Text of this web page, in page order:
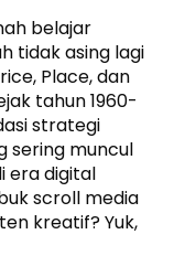
belajar
tidak asing lagi
Place, dan
tahun 1960-
strategi
sering muncul
era digital
scroll media
kreatif? Yuk,